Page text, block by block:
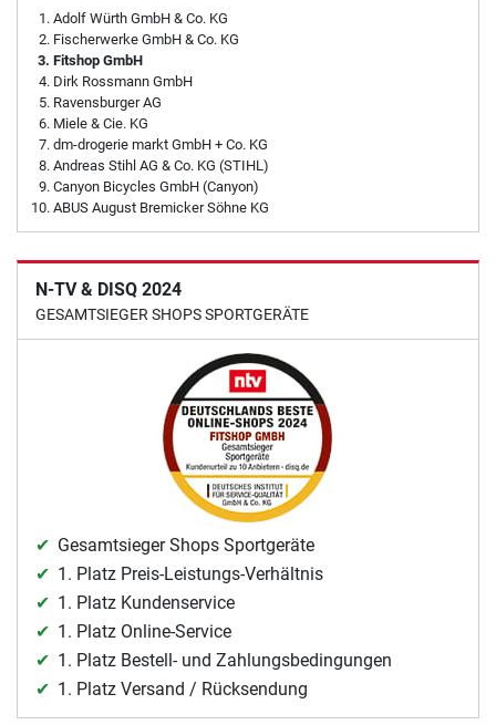
Adolf Würth GmbH & Co. KG
Fischerwerke GmbH & Co. KG
Fitshop GmbH
Dirk Rossmann GmbH
Ravensburger AG
Miele & Cie. KG
dm-drogerie markt GmbH + Co. KG
Andreas Stihl AG & Co. KG (STIHL)
Canyon Bicycles GmbH (Canyon)
ABUS August Bremicker Söhne KG
N-TV & DISQ 2024
GESAMTSIEGER SHOPS SPORTGERÄTE
Gesamtsieger Shops Sportgeräte
1. Platz Preis-Leistungs-Verhältnis
1. Platz Kundenservice
1. Platz Online-Service
1. Platz Bestell- und Zahlungsbedingungen
1. Platz Versand / Rücksendung